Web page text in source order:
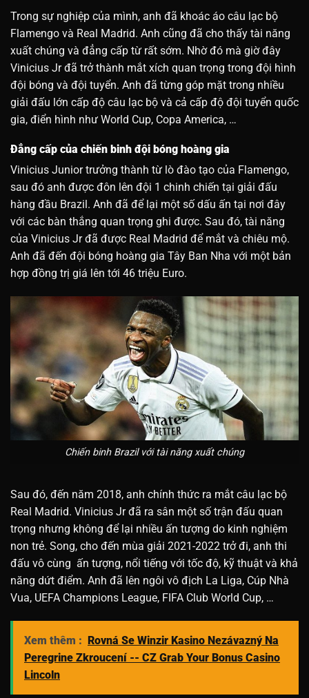
Trong sự nghiệp của mình, anh đã khoác áo câu lạc bộ
Flamengo và Real Madrid. Anh cũng đã cho thấy tài năng
xuất chúng và đẳng cấp từ rất sớm. Nhờ đó mà giờ đây
Vinicius Jr đã trở thành mắt xích quan trọng trong đội hình
đội bóng và đội tuyển. Anh đã từng góp mặt trong nhiều
giải đấu lớn cấp độ câu lạc bộ và cả cấp độ đội tuyển quốc
gia, điển hình như World Cup, Copa America, …
Đẳng cấp của chiến binh đội bóng hoàng gia
Vinicius Junior trưởng thành từ lò đào tạo của Flamengo,
sau đó anh được đôn lên đội 1 chinh chiến tại giải đấu
hàng đầu Brazil. Anh đã để lại một số dấu ấn tại nơi đây
với các bàn thắng quan trọng ghi được. Sau đó, tài năng
của Vinicius Jr đã được Real Madrid để mắt và chiêu mộ.
Anh đã đến đội bóng hoàng gia Tây Ban Nha với một bản
hợp đồng trị giá lên tới 46 triệu Euro.
Chiến binh Brazil với tài năng xuất chúng
Sau đó, đến năm 2018, anh chính thức ra mắt câu lạc bộ
Real Madrid. Vinicius Jr đã ra sân một số trận đấu quan
trọng nhưng không để lại nhiều ấn tượng do kinh nghiệm
non trẻ. Song, cho đến mùa giải 2021-2022 trở đi, anh thi
đấu vô cùng ấn tượng, nổi tiếng với tốc độ, kỹ thuật và khả
năng dứt điểm. Anh đã lên ngôi vô địch La Liga, Cúp Nhà
Vua, UEFA Champions League, FIFA Club World Cup, …
Xem thêm : Rovná Se Winzir Kasino Nezávazný Na
Peregrine Zkroucení -- CZ Grab Your Bonus Casino
Lincoln